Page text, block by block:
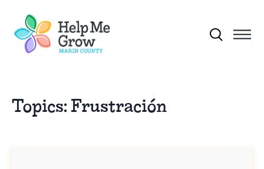
Search for:
Topics: Frustración